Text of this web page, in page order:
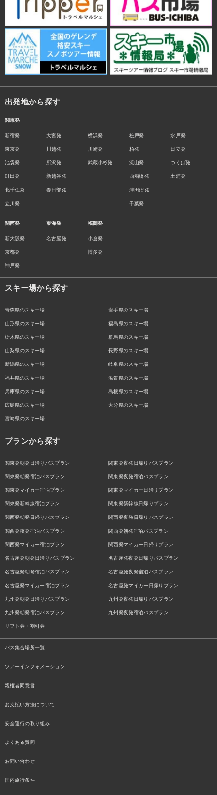
出発地から探す
関東発
新宿発
東京発
池袋発
町田発
北千住発
立川発
大宮発
川越発
所沢発
新越谷発
春日部発
横浜発
川崎発
武蔵小杉発
松戸発
柏発
流山発
西船橋発
津田沼発
千葉発
水戸発
日立発
つくば発
土浦発
関西発
新大阪発
京都発
神戸発
東海発
名古屋発
福岡発
小倉発
博多発
スキー場から探す
青森県のスキー場 岩手県のスキー場
山形県のスキー場 福島県のスキー場
栃木県のスキー場 群馬県のスキー場
山梨県のスキー場 長野県のスキー場
新潟県のスキー場 岐阜県のスキー場
福井県のスキー場 滋賀県のスキー場
兵庫県のスキー場 島根県のスキー場
広島県のスキー場 大分県のスキー場
宮崎県のスキー場
プランから探す
関東発朝発日帰りバスプラン 関東発夜発日帰りバスプラン
関東発朝発宿泊バスプラン 関東発夜発宿泊バスプラン
関東発マイカー宿泊プラン 関東発マイカー日帰りプラン
関東発新幹線宿泊プラン 関東発新幹線日帰りプラン
関西発朝発日帰りバスプラン 関西発夜発日帰りバスプラン
関西発夜発宿泊バスプラン 関西発朝発宿泊バスプラン
関西発マイカー宿泊プラン 関西発マイカー日帰りプラン
名古屋発朝発日帰りバスプラン 名古屋発夜発日帰りバスプラン
名古屋発朝発宿泊バスプラン 名古屋発夜発宿泊バスプラン
名古屋発マイカー宿泊プラン 名古屋発マイカー日帰りプラン
九州発朝発日帰りバスプラン 九州発夜発日帰りバスプラン
九州発朝発宿泊バスプラン 九州発夜発宿泊バスプラン
リフト券・割引券
バス集合場所一覧
ツアーインフォメーション
親権者同意書
お支払い方法について
安全運行の取り組み
よくある質問
お問い合わせ
国内旅行条件